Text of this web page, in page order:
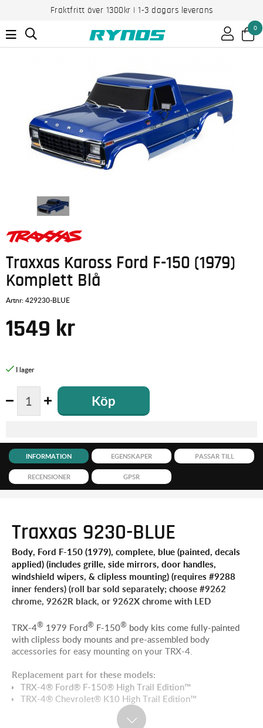
Fraktfritt över 1300kr | 1-3 dagars leverans
0
Traxxas Kaross Ford F-150 (1979)
Komplett Blå
Artnr:429230-BLUE
1549 kr
Köp
INFORMATION EGENSKAPER PASSAR TILL
RECENSIONER GPSR
Traxxas 9230-BLUE
Body, Ford F-150 (1979), complete, blue (painted, decals
applied) (includes grille, side mirrors, door handles,
windshield wipers, & clipless mounting) (requires #9288
inner fenders) (roll bar sold separately; choose #9262
chrome, 9262R black, or 9262X chrome with LED
TRX-4® 1979 Ford® F-150® body kits come fully-painted
with clipless body mounts and pre-assembled body
accessories for easy mounting on your TRX-4.
Replacement part for these models:
TRX-4® Ford® F-150® High Trail Edition™
TRX-4® Chevrolet® K10 High Trail Edition™